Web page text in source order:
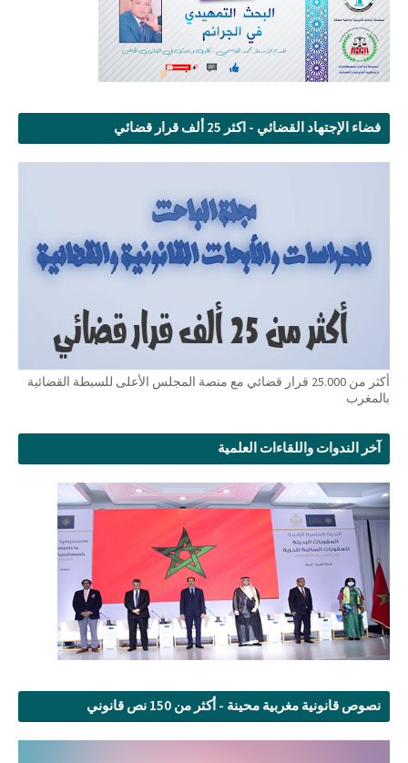
فضاء الإجتهاد القضائي - اكثر 25 ألف قرار قضائي
أكثر من 25.000 قرار قضائي مع منصة المجلس الأعلى للسبطة القضائية
بالمغرب
آخر الندوات واللقاءات العلمية
نصوص قانونية مغربية محينة - أكثر من 150 نص قانوني